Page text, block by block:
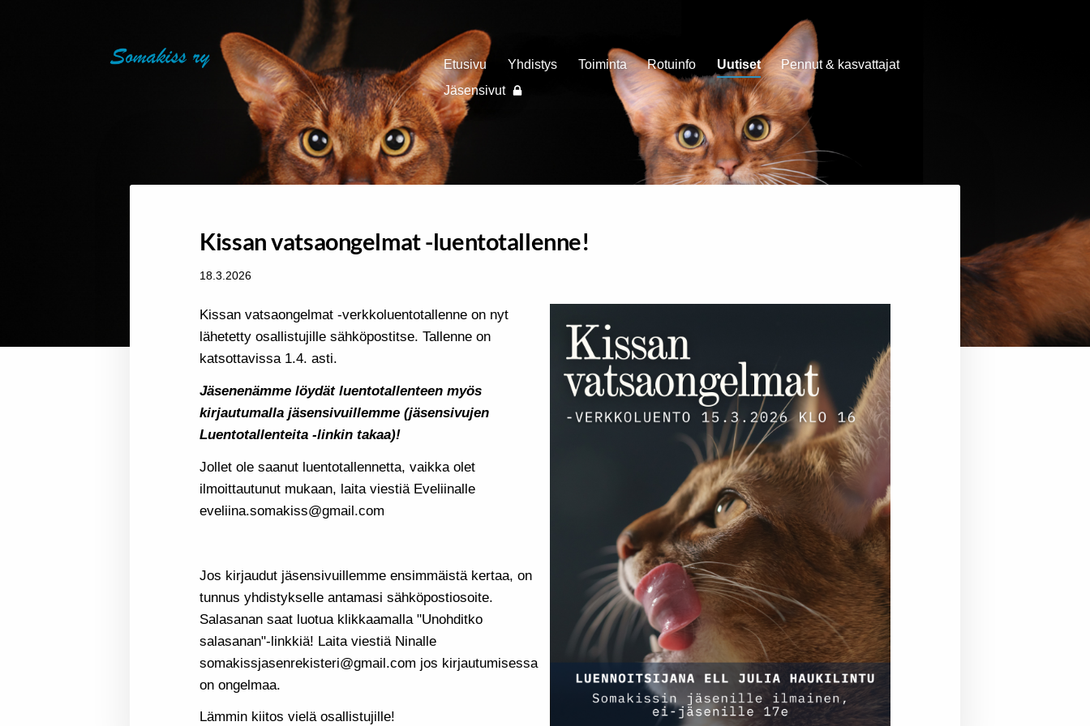
SOMAKISS RY Etusivu Yhdistys Toiminta Rotuinfo Uutiset
Pennut & kasvattajat
Jäsensivut
Kissan vatsaongelmat -luentotallenne!
18.3.2026
Kissan vatsaongelmat -verkkoluentotallenne on nyt
lähetetty osallistujille sähköpostitse. Tallenne on
katsottavissa 1.4. asti.
Jäsenenämme löydät luentotallenteen myös
kirjautumalla jäsensivuillemme (jäsensivujen
Luentotallenteita -linkin takaa)!
Jollet ole saanut luentotallennetta, vaikka olet
ilmoittautunut mukaan, laita viestiä Eveliinalle
eveliina.somakiss@gmail.com
Jos kirjaudut jäsensivuillemme ensimmäistä kertaa, on
tunnus yhdistykselle antamasi sähköpostiosoite.
Salasanan saat luotua klikkaamalla "Unohditko
salasanan"-linkkiä! Laita viestiä Ninalle
somakissjasenrekisteri@gmail.com jos kirjautumisessa
on ongelmaa.
Lämmin kiitos vielä osallistujille!